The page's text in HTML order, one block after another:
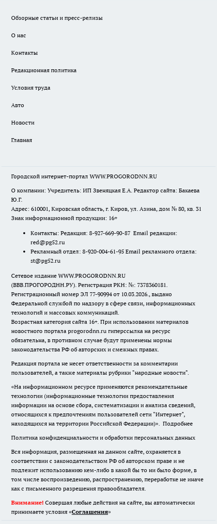
Обзорные статьи и пресс-релизы
О нас
Контакты
Редакционная политика
Условия труда
Авто
Новости
Главная
Городской интернет-портал WWW.PROGORODNN.RU
О компании: Учредитель: ИП Звеняцкая Е.А. Редактор сайта: Бакаева
Ю.Г.
Адрес: 610001, Кировская область, г. Киров, ул. Азина, дом № 80, кв. 31
Знак информационной продукции: 16+
Контакты: Редакция: 8-927-669-90-87 Email редакции:
red@pg52.ru
Рекламный отдел: 8-920-004-61-95 Email рекламного отдела:
st@pg52.ru
Сетевое издание WWW.PROGORODNN.RU
(ВВВ.ПРОГОРОДНН.РУ). Регистрация РКН: №: 7378360181.
Регистрационный номер ЭЛ 77-90994 от 10.03.2026., выдано
Федеральной службой по надзору в сфере связи, информационных
технологий и массовых коммуникаций.
Возрастная категория сайта 16+. При использовании материалов
новостного портала progorodnn.ru гиперссылка на ресурс
обязательна, в противном случае будут применены нормы
законодательства РФ об авторских и смежных правах.
Редакция портала не несет ответственности за комментарии
пользователей, а также материалы рубрики "народные новости".
«На информационном ресурсе применяются рекомендательные
технологии (информационные технологии предоставления
информации на основе сбора, систематизации и анализа сведений,
относящихся к предпочтениям пользователей сети "Интернет",
находящихся на территории Российской Федерации)». Подробнее
Политика конфиденциальности и обработки персональных данных
Вся информация, размещенная на данном сайте, охраняется в
соответствии с законодательством РФ об авторском праве и не
подлежит использованию кем-либо в какой бы то ни было форме, в
том числе воспроизведению, распространению, переработке не иначе
как с письменного разрешения правообладателя.
Внимание! Совершая любые действия на сайте, вы автоматически
принимаете условия «Cоглашения»